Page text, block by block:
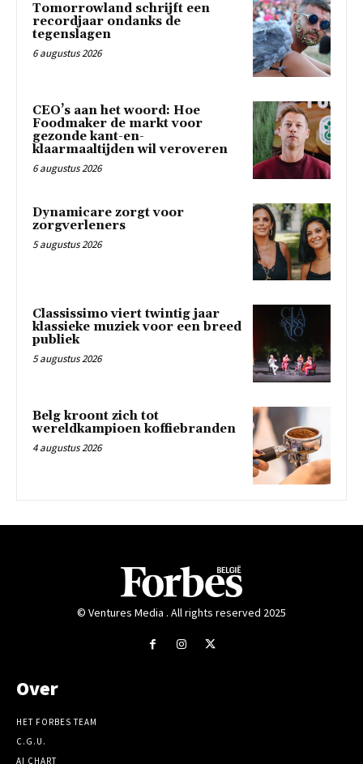
Tomorrowland schrijft een
recordjaar ondanks de
tegenslagen
6 augustus 2026
CEO’s aan het woord: Hoe
Foodmaker de markt voor
gezonde kant-en-
klaarmaaltijden wil veroveren
6 augustus 2026
Dynamicare zorgt voor
zorgverleners
5 augustus 2026
Classissimo viert twintig jaar
klassieke muziek voor een breed
publiek
5 augustus 2026
Belg kroont zich tot
wereldkampioen koffiebranden
4 augustus 2026
© Ventures Media . All rights reserved 2025
Over
HET FORBES TEAM
C.G.U.
AI CHART